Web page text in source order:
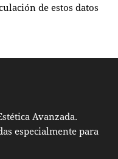
de estos datos
Avanzada.
especialmente para